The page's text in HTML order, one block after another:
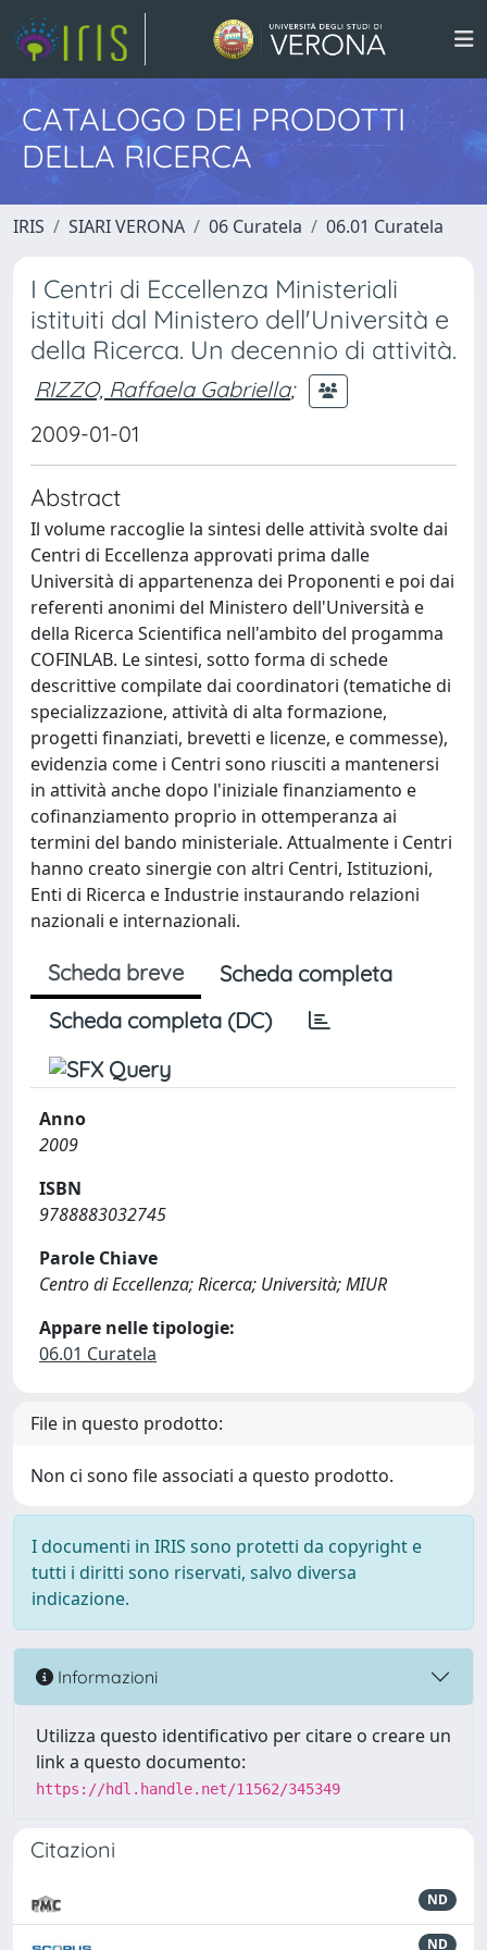
CATALOGO DEI PRODOTTI
DELLA RICERCA
IRIS SIARI VERONA 06 Curatela 06.01 Curatela
I Centri di Eccellenza Ministeriali
istituiti dal Ministero dell'Università e
della Ricerca. Un decennio di attività.
RIZZO, Raffaela Gabriella;
2009-01-01
Abstract
Il volume raccoglie la sintesi delle attività svolte dai
Centri di Eccellenza approvati prima dalle
Università di appartenenza dei Proponenti e poi dai
referenti anonimi del Ministero dell'Università e
della Ricerca Scientifica nell'ambito del progamma
COFINLAB. Le sintesi, sotto forma di schede
descrittive compilate dai coordinatori (tematiche di
specializzazione, attività di alta formazione,
progetti finanziati, brevetti e licenze, e commesse),
evidenzia come i Centri sono riusciti a mantenersi
in attività anche dopo l'iniziale finanziamento e
cofinanziamento proprio in ottemperanza ai
termini del bando ministeriale. Attualmente i Centri
hanno creato sinergie con altri Centri, Istituzioni,
Enti di Ricerca e Industrie instaurando relazioni
nazionali e internazionali.
Scheda breve
Scheda completa
Scheda completa (DC)
Anno
2009
ISBN
9788883032745
Parole Chiave
Centro di Eccellenza; Ricerca; Università; MIUR
Appare nelle tipologie:
06.01 Curatela
File in questo prodotto:
Non ci sono file associati a questo prodotto.
I documenti in IRIS sono protetti da copyright e
tutti i diritti sono riservati, salvo diversa
indicazione.
Informazioni
Utilizza questo identificativo per citare o creare un
link a questo documento:
https://hdl.handle.net/11562/345349
Citazioni
ND
ND